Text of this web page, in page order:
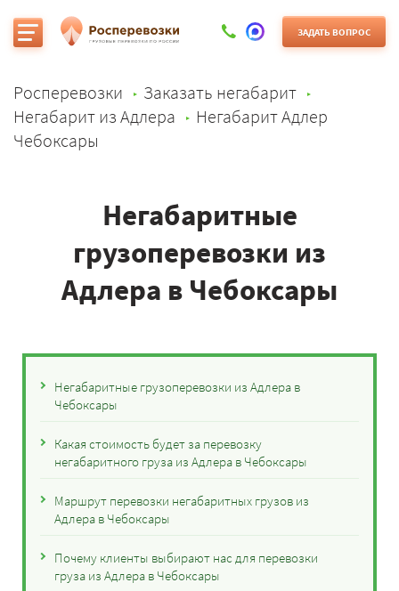
ЗАДАТЬ ВОПРОС
Росперевозки
Заказать негабарит
Негабарит из Адлера
Негабарит Адлер
Чебоксары
Негабаритные
грузоперевозки из
Адлера в Чебоксары
Негабаритные грузоперевозки из Адлера в
Чебоксары
Какая стоимость будет за перевозку
негабаритного груза из Адлера в Чебоксары
Маршрут перевозки негабаритных грузов из
Адлера в Чебоксары
Почему клиенты выбирают нас для перевозки
груза из Адлера в Чебоксары